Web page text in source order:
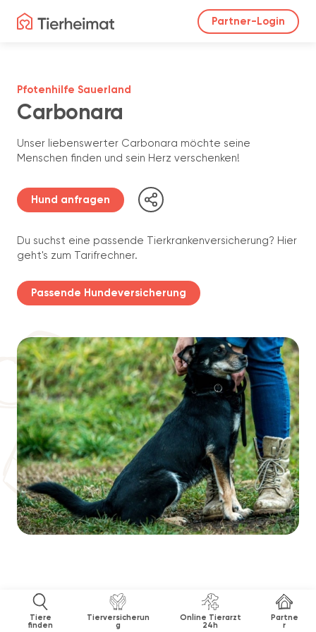
Partner-Login
Tiere
finden
Tierversicherun
g
Online Tierarzt
24h
Partne
r
Carbonara
Pfotenhilfe Sauerland
Unser liebenswerter Carbonara möchte seine
Menschen finden und sein Herz verschenken!
Hund anfragen
Du suchst eine passende Tierkrankenversicherung? Hier
geht's zum Tarifrechner.
Passende Hundeversicherung